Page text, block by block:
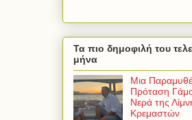
Τα πιο δημοφιλή του
μήνα
Μια
Πρόταση
Νερά της
Κρεμαστών